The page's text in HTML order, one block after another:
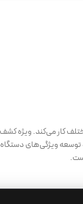
کار می‌کند. ویژه کشف
ویژگی‌های دستگاه